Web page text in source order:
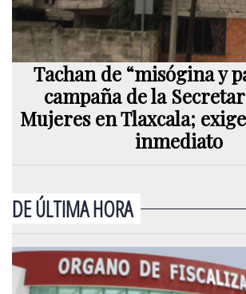
Tachan de “misógina y
campaña de la
Mujeres en Tlaxcala;
inmediato
DE ÚLTIMA HORA